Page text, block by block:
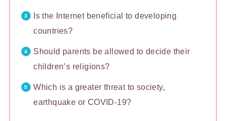
Is the Internet beneficial to developing
countries?
Should parents be allowed to decide their
children’s religions?
Which is a greater threat to society,
earthquake or COVID-19?